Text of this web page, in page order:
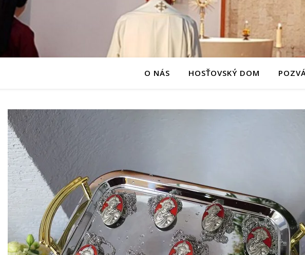
O NÁS HOSŤOVSKÝ DOM